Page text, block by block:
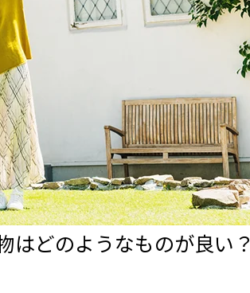
どのようなものが良い？